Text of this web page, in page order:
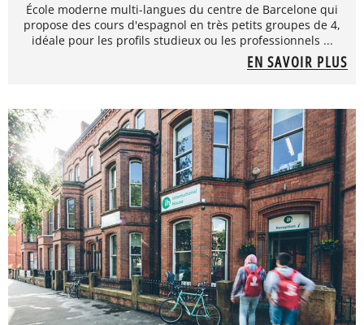
École moderne multi-langues du centre de Barcelone qui
propose des cours d'espagnol en très petits groupes de 4,
idéale pour les profils studieux ou les professionnels ...
EN SAVOIR PLUS